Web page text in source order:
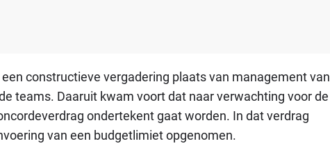
constructieve vergadering plaats van management van
teams. Daaruit kwam voort dat naar verwachting voor de
ondertekent gaat worden. In dat verdrag
van een budgetlimiet opgenomen.